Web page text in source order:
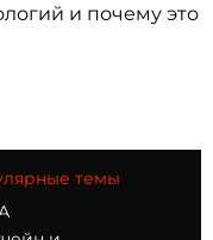
и почему это
темы